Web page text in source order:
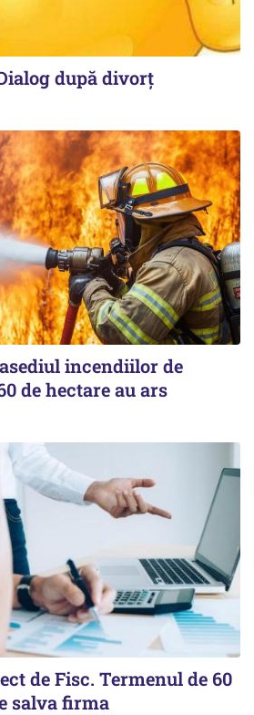
după divorț
incendiilor de
de hectare au ars
de Fisc. Termenul de 60
salva firma